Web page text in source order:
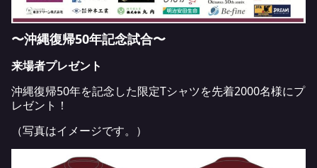
〜沖縄復帰50年記念試合〜
来場者プレゼント
沖縄復帰50年を記念した限定Tシャツを先着2000名様にプ
レゼント！
（写真はイメージです。）